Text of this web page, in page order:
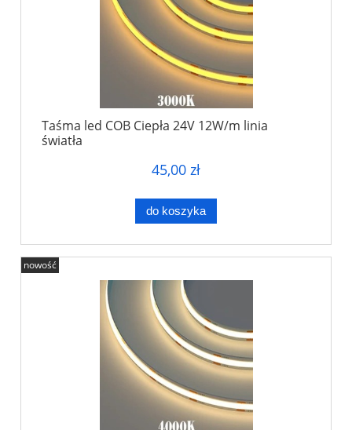
Taśma led COB Ciepła 24V 12W/m linia
światła
45,00 zł
do koszyka
nowość